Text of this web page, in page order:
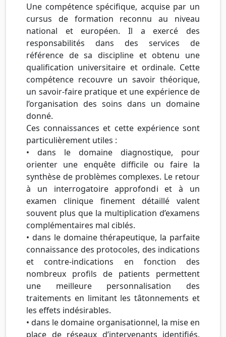
Une compétence spécifique, acquise par un
cursus de formation reconnu au niveau
national et européen. Il a exercé des
responsabilités dans des services de
référence de sa discipline et obtenu une
qualification universitaire et ordinale. Cette
compétence recouvre un savoir théorique,
un savoir-faire pratique et une expérience de
l’organisation des soins dans un domaine
donné.
Ces connaissances et cette expérience sont
particulièrement utiles :
• dans le domaine diagnostique, pour
orienter une enquête difficile ou faire la
synthèse de problèmes complexes. Le retour
à un interrogatoire approfondi et à un
examen clinique finement détaillé valent
souvent plus que la multiplication d’examens
complémentaires mal ciblés.
• dans le domaine thérapeutique, la parfaite
connaissance des protocoles, des indications
et contre-indications en fonction des
nombreux profils de patients permettent
une meilleure personnalisation des
traitements en limitant les tâtonnements et
les effets indésirables.
• dans le domaine organisationnel, la mise en
place de réseaux d’intervenants identifiés,